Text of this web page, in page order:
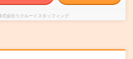
式会社リクルートスタッフィング